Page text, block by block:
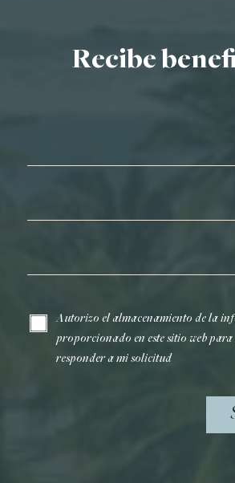
Recibe
Autorizo el almacenamiento de la
proporcionado en este sitio web para
responder a mi solicitud